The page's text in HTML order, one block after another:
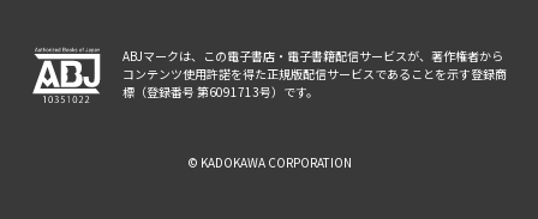
ABJマークは、この電子書店・電子書籍配信サービスが、著作権者から
コンテンツ使用許諾を得た正規版配信サービスであることを示す登録商
標（登録番号 第6091713号）です。
© KADOKAWA CORPORATION